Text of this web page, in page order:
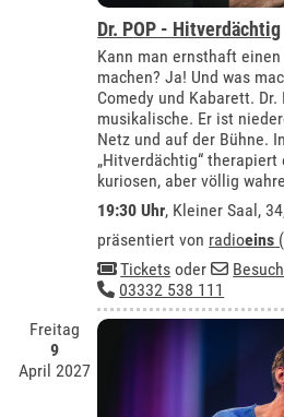
Dr. POP - Hitverdächtig
Kann man ernsthaft
machen? Ja! Und was
Comedy und Kabarett.
musikalische. Er ist
Netz und auf der Bühne.
„Hitverdächtig“
kuriosen, aber völlig
19:30 Uhr, Kleiner Saal,
präsentiert von radioeins
Tickets oder
03332 538 111
Freitag
9
April 2027